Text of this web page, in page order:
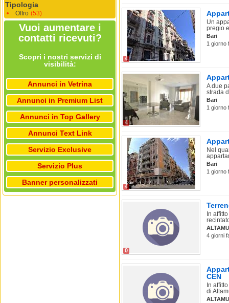
Tipologia
Offro (53)
Vuoi aumentare i
contatti ricevuti?
Scopri i nostri servizi di
visibilità:
Annunci in Vetrina
Annunci in Premium List
Annunci in Top Gallery
Annunci Text Link
Servizio Exclusive
Servizio Plus
Banner personalizzati
4
Un
pregio
Bari
1 giorno
4
A due
strada
Bari
1 giorno
4
Nel
Bari
1 giorno
0
In
4 giorni
CEN
In
di